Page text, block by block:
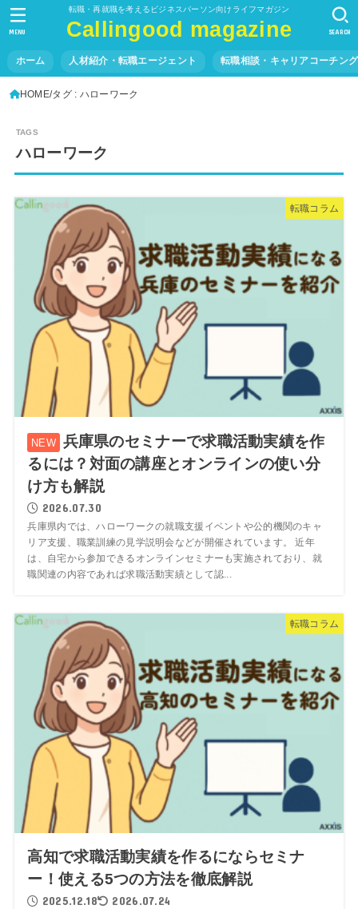
転職・再就職を考えるビジネスパーソン向けライフマガジン
Callingood magazine
ホーム 人材紹介・転職エージェント 転職相談・キャリアコーチング
SEARCH
MENU
HOME タグ : ハローワーク
ハローワーク
転職コラム
兵庫県のセミナーで求職活動実績を作
るには？対面の講座とオンラインの使い分
け方も解説
2026.07.30
兵庫県内では、ハローワークの就職支援イベントや公的機関のキャ
リア支援、職業訓練の見学説明会などが開催されています。 近年
は、自宅から参加できるオンラインセミナーも実施されており、就
職関連の内容であれば求職活動実績として認...
転職コラム
高知で求職活動実績を作るにならセミナ
ー！使える5つの方法を徹底解説
2025.12.18 2026.07.24